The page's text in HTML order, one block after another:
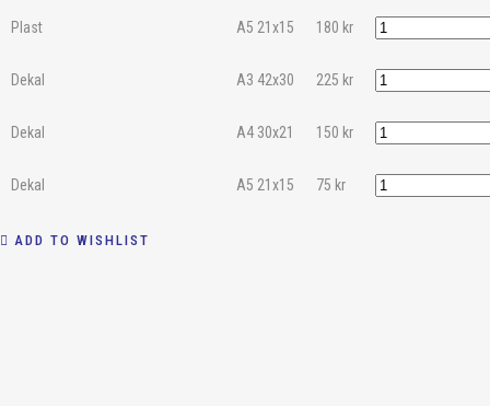
Plast A5 21x15 180 kr
Dekal A3 42x30 225 kr
Dekal A4 30x21 150 kr
Dekal A5 21x15 75 kr
ADD TO WISHLIST